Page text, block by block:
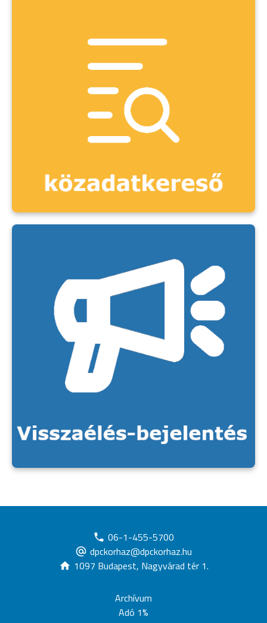
06-1-455-5700
dpckorhaz@dpckorhaz.hu
1097 Budapest, Nagyvárad tér 1.
Archívum
Adó 1%